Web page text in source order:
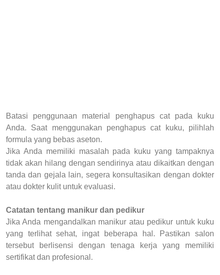
Batasi penggunaan material penghapus cat pada kuku
Anda. Saat menggunakan penghapus cat kuku, pilihlah
formula yang bebas aseton.
Jika Anda memiliki masalah pada kuku yang tampaknya
tidak akan hilang dengan sendirinya atau dikaitkan dengan
tanda dan gejala lain, segera konsultasikan dengan dokter
atau dokter kulit untuk evaluasi.
Catatan tentang manikur dan pedikur
Jika Anda mengandalkan manikur atau pedikur untuk kuku
yang terlihat sehat, ingat beberapa hal. Pastikan salon
tersebut berlisensi dengan tenaga kerja yang memiliki
sertifikat dan profesional.